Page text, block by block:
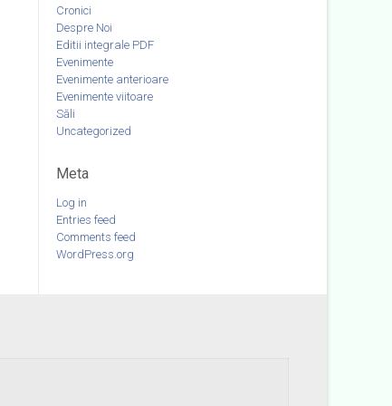
Cronici
Despre Noi
Editii integrale PDF
Evenimente
Evenimente anterioare
Evenimente viitoare
Săli
Uncategorized
Meta
Log in
Entries feed
Comments feed
WordPress.org